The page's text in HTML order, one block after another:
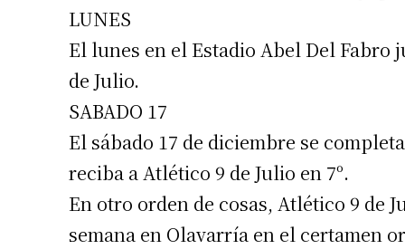
LUNES
El lunes en el Estadio Abel Del Fabro
de Julio.
SABADO 17
El sábado 17 de diciembre se
reciba a Atlético 9 de Julio en 7º.
En otro orden de cosas, Atlético 9 de
semana en Olavarría en el certamen